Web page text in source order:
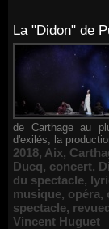
La "Didon" de
de Carthage au
d'exilés, la
2018, Aix,
Ducq, concert,
du spectacle,
musique, opéra,
spectacle,
Vincent Huguet